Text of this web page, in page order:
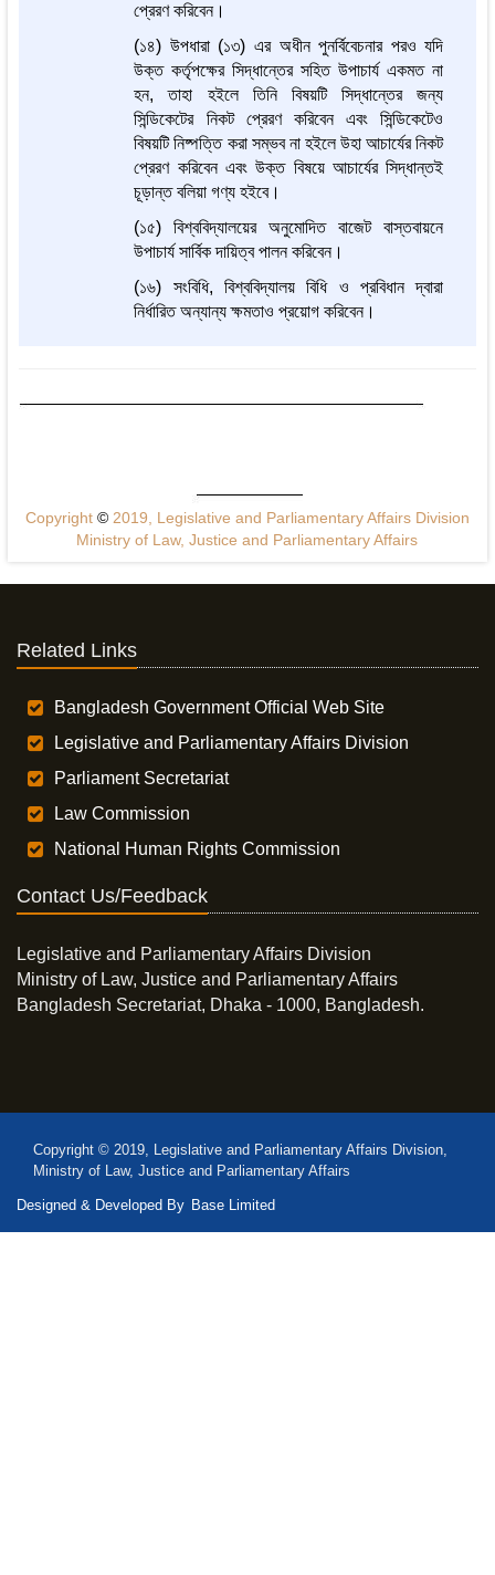
প্রেরণ করিবেন।
(১৪) উপধারা (১৩) এর অধীন পুনর্বিবেচনার পরও যদি
উক্ত কর্তৃপক্ষের সিদ্ধান্তের সহিত উপাচার্য একমত না
হন, তাহা হইলে তিনি বিষয়টি সিদ্ধান্তের জন্য
সিন্ডিকেটের নিকট প্রেরণ করিবেন এবং সিন্ডিকেটেও
বিষয়টি নিষ্পত্তি করা সম্ভব না হইলে উহা আচার্যের নিকট
প্রেরণ করিবেন এবং উক্ত বিষয়ে আচার্যের সিদ্ধান্তই
চূড়ান্ত বলিয়া গণ্য হইবে।
(১৫) বিশ্ববিদ্যালয়ের অনুমোদিত বাজেট বাস্তবায়নে
উপাচার্য সার্বিক দায়িত্ব পালন করিবেন।
(১৬) সংবিধি, বিশ্ববিদ্যালয় বিধি ও প্রবিধান দ্বারা
নির্ধারিত অন্যান্য ক্ষমতাও প্রয়োগ করিবেন।
Copyright ©2019, Legislative and Parliamentary Affairs Division
Ministry of Law, Justice and Parliamentary Affairs
Related Links
Bangladesh Government Official Web Site
Legislative and Parliamentary Affairs Division
Parliament Secretariat
Law Commission
National Human Rights Commission
Contact Us/Feedback
Legislative and Parliamentary Affairs Division
Ministry of Law, Justice and Parliamentary Affairs
Bangladesh Secretariat, Dhaka - 1000, Bangladesh.
Copyright © 2019, Legislative and Parliamentary Affairs Division,
Ministry of Law, Justice and Parliamentary Affairs
Designed & Developed By Base Limited